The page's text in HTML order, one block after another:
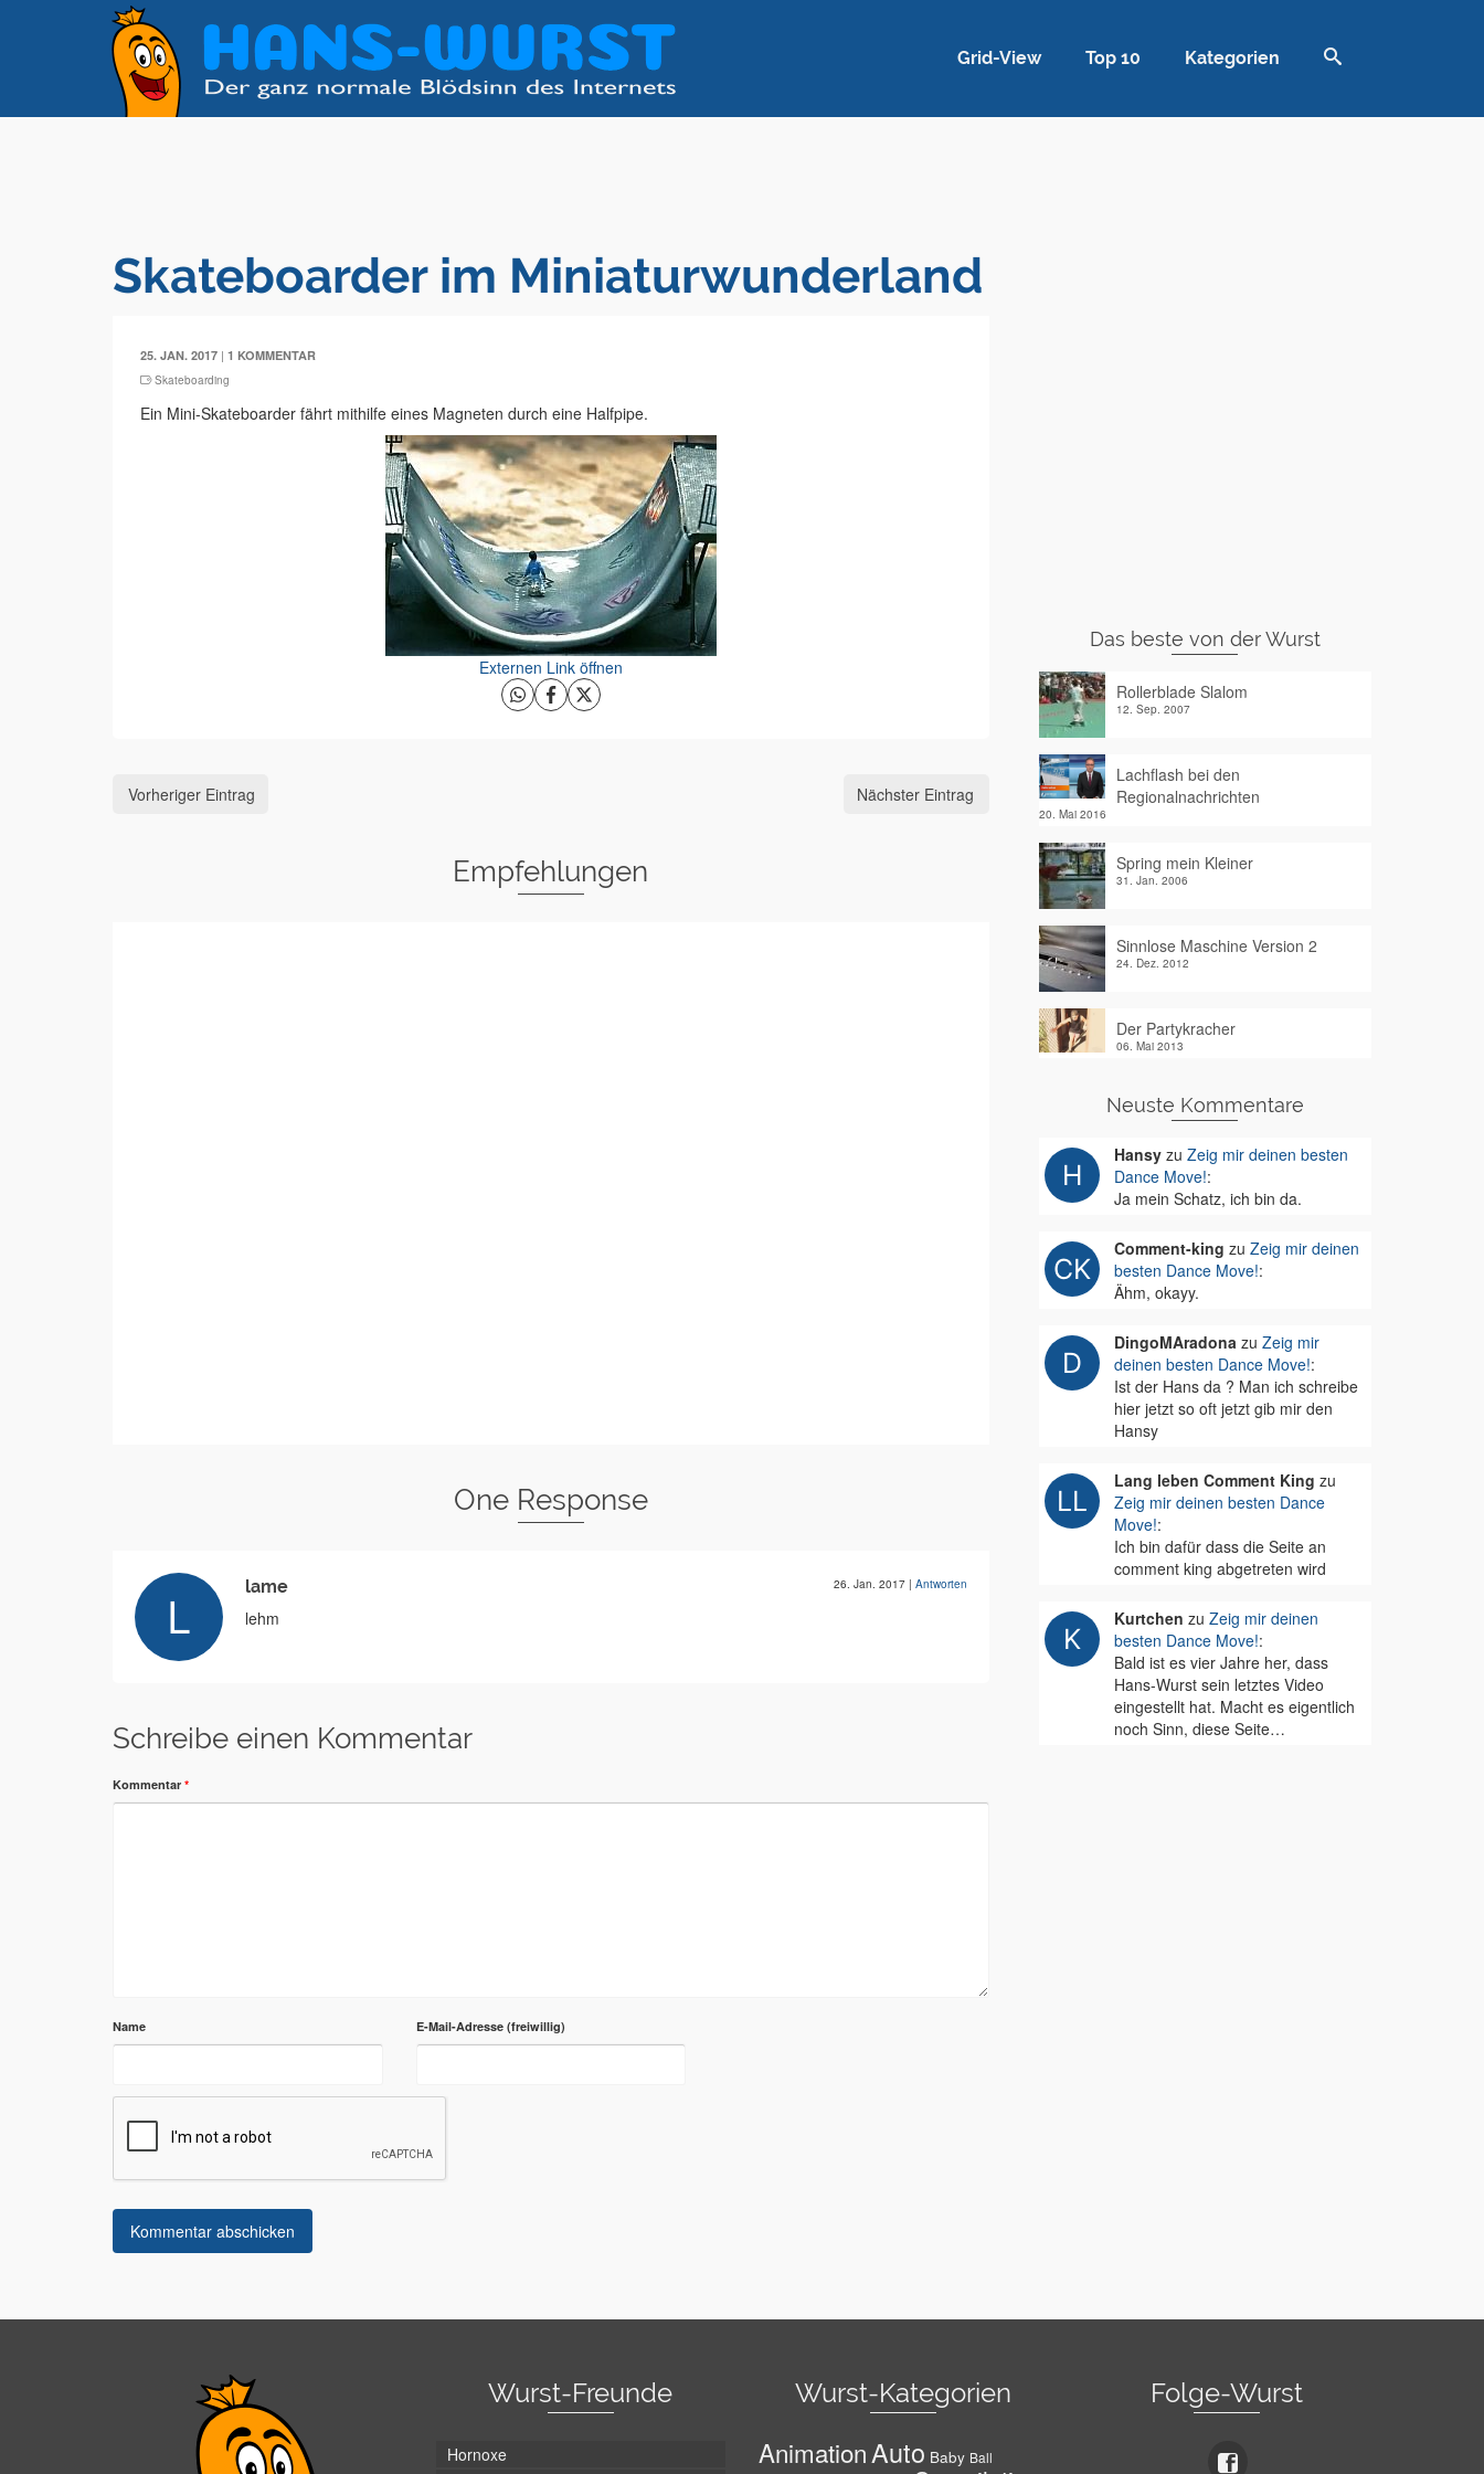
Grid-View Top 10 Kategorien
Skateboarder im Miniaturwunderland
25. JAN. 2017 | 1 KOMMENTAR
Skateboarding
Ein Mini-Skateboarder fährt mithilfe eines Magneten durch eine Halfpipe.
Externen Link öffnen
Vorheriger Eintrag Nächster Eintrag
Empfehlungen
One Response
lame 26. Jan. 2017 | Antworten
lehm
Schreibe einen Kommentar
Kommentar *
Name E-Mail-Adresse
Das beste von der Wurst
Rollerblade Slalom
12. Sep. 2007
Lachflash bei den
Regionalnachrichten
20. Mai 2016
Spring mein Kleiner
31. Jan. 2006
Sinnlose Maschine Version 2
24. Dez. 2012
Der Partykracher
06. Mai 2013
Neuste Kommentare
Hansyzu Zeig mir deinen besten
Dance Move!:
Ja mein Schatz, ich bin da.
Comment-king zu Zeig mir deinen
besten Dance Move!:
Ähm, okayy.
DingoMAradonazu Zeig mir
deinen besten Dance Move!:
Ist der Hans da ? Man ich schreibe
hier jetzt so oft jetzt gib mir den
Hansy
Lang leben Comment King zu
Zeig mir deinen besten Dance
Move!:
Ich bin dafür dass die Seite an
comment king abgetreten wird
Kurtchen zu Zeig mir deinen
besten Dance Move!:
Bald ist es vier Jahre her, dass
Hans-Wurst sein letztes Video
eingestellt hat. Macht es eigentlich
noch Sinn, diese Seite…
Wurst-Freunde
Hornoxe
Wurst-Kategorien
AnimationAuto Baby Ball
Folge-Wurst